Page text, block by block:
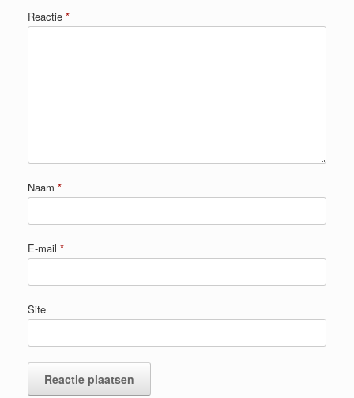
Reactie *
Naam *
E-mail *
Site